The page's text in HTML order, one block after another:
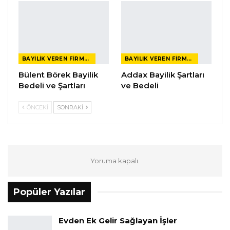
BAYILIK VEREN FIRMALAR
Bülent Börek Bayilik
Bedeli ve Şartları
BAYILIK VEREN FIRMALAR
Addax Bayilik Şartları
ve Bedeli
ÖNCEKI SONRAKI
Yoruma kapalı.
Popüler Yazılar
Evden Ek Gelir Sağlayan İşler